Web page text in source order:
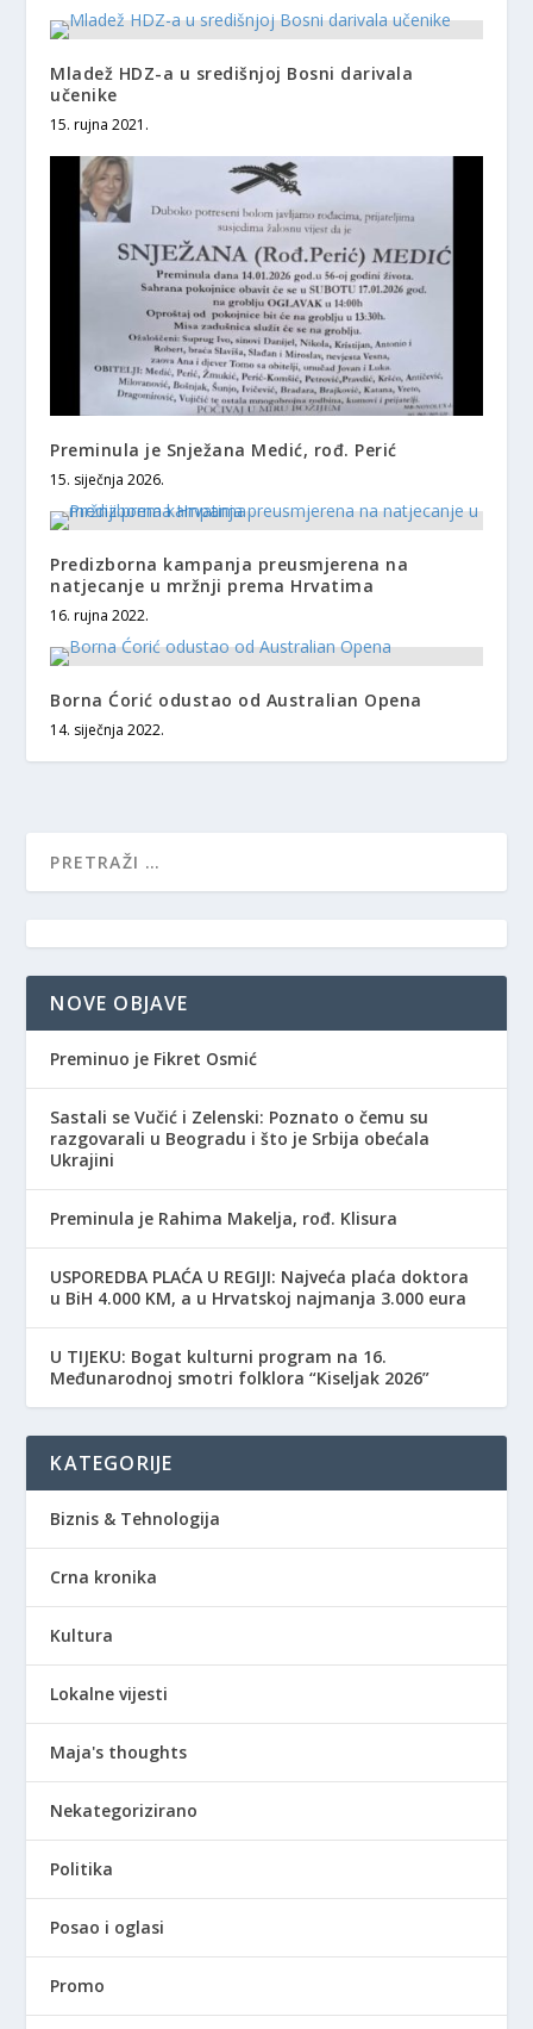
Mladež HDZ-a u središnjoj Bosni darivala
učenike
15. rujna 2021.
Preminula je Snježana Medić, rođ. Perić
15. siječnja 2026.
Predizborna kampanja preusmjerena na
natjecanje u mržnji prema Hrvatima
16. rujna 2022.
Borna Ćorić odustao od Australian Opena
14. siječnja 2022.
NOVE OBJAVE
Preminuo je Fikret Osmić
Sastali se Vučić i Zelenski: Poznato o čemu su
razgovarali u Beogradu i što je Srbija obećala
Ukrajini
Preminula je Rahima Makelja, rođ. Klisura
USPOREDBA PLAĆA U REGIJI: Najveća plaća doktora
u BiH 4.000 KM, a u Hrvatskoj najmanja 3.000 eura
​U TIJEKU: Bogat kulturni program na 16.
Međunarodnoj smotri folklora “Kiseljak 2026”
KATEGORIJE
Biznis & Tehnologija
Crna kronika
Kultura
Lokalne vijesti
Maja's thoughts
Nekategorizirano
Politika
Posao i oglasi
Promo